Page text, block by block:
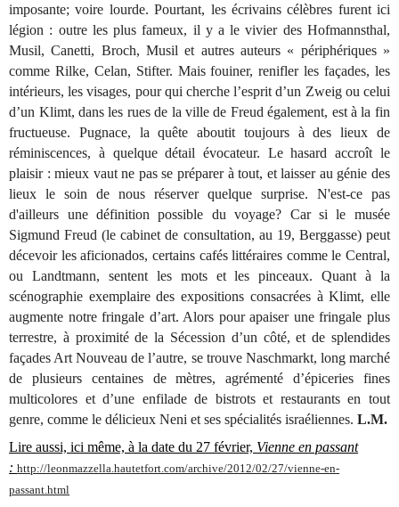
imposante; voire lourde. Pourtant, les écrivains célèbres furent ici
légion : outre les plus fameux, il y a le vivier des Hofmannsthal,
Musil, Canetti, Broch, Musil et autres auteurs « périphériques »
comme Rilke, Celan, Stifter. Mais fouiner, renifler les façades, les
intérieurs, les visages, pour qui cherche l’esprit d’un Zweig ou celui
d’un Klimt, dans les rues de la ville de Freud également, est à la fin
fructueuse. Pugnace, la quête aboutit toujours à des lieux de
réminiscences, à quelque détail évocateur. Le hasard accroît le
plaisir : mieux vaut ne pas se préparer à tout, et laisser au génie des
lieux le soin de nous réserver quelque surprise. N'est-ce pas
d'ailleurs une définition possible du voyage? Car si le musée
Sigmund Freud (le cabinet de consultation, au 19, Berggasse) peut
décevoir les aficionados, certains cafés littéraires comme le Central,
ou Landtmann, sentent les mots et les pinceaux. Quant à la
scénographie exemplaire des expositions consacrées à Klimt, elle
augmente notre fringale d’art. Alors pour apaiser une fringale plus
terrestre, à proximité de la Sécession d’un côté, et de splendides
façades Art Nouveau de l’autre, se trouve Naschmarkt, long marché
de plusieurs centaines de mètres, agrémenté d’épiceries fines
multicolores et d’une enfilade de bistrots et restaurants en tout
genre, comme le délicieux Neni et ses spécialités israéliennes.L.M.
Lire aussi, ici même, à la date du 27 février, Vienne en passant
:http://leonmazzella.hautetfort.com/archive/2012/02/27/vienne-en-
passant.html